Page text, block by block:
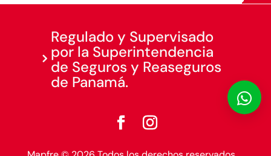

Regulado y Supervisado
por la Superintendencia
de Seguros y Reaseguros
de Panamá.